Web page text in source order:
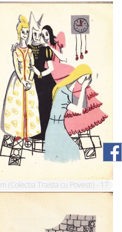
(Colectia Traista cu Povesti) - 17